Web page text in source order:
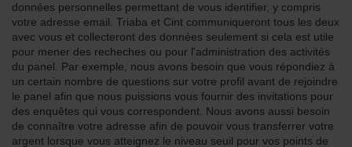
données personnelles permettant de vous identifier, y compris
votre adresse email. Triaba et Cint communiqueront tous les deux
avec vous et collecteront des données seulement si cela est utile
pour mener des recheches ou pour l'administration des activités
du panel. Par exemple, nous avons besoin que vous répondiez à
un certain nombre de questions sur votre profil avant de rejoindre
le panel afin que nous puissions vous fournir des invitations pour
des enquêtes qui vous correspondent. Nous avons aussi besoin
de connaître votre adresse afin de pouvoir vous transferrer votre
argent lorsque vous atteignez le niveau seuil pour vos points de